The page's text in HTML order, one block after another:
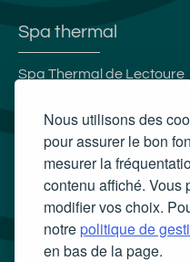
Nous utilisons des
pour assurer le bon
mesurer la
contenu affiché. Vous
modifier vos choix.
notrepolitique de
en bas de la page.
Spa thermal
Spa Thermal de Lectoure
Spa Villa Pompéi
Carte cadeau spa Vichy
Carte cadeau spa
Carte cadeau spa